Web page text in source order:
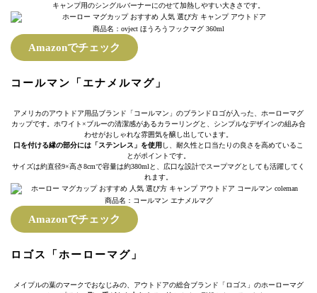
キャンプ用のシングルバーナーにのせて加熱しやすい大きさです。
商品名：ovject ほうろうフックマグ 360ml
Amazonでチェック
コールマン「エナメルマグ」
アメリカのアウトドア用品ブランド「コールマン」のブランドロゴが入った、ホーローマグ
カップです。ホワイト×ブルーの清潔感があるカラーリングと、シンプルなデザインの組み合
わせがおしゃれな雰囲気を醸し出しています。
口を付ける縁の部分には「ステンレス」を使用 し、耐久性と口当たりの良さを高めているこ
とがポイントです。
サイズは約直径9×高さ8cmで容量は約380mlと、広口な設計でスープマグとしても活躍してく
れます。
商品名：コールマン エナメルマグ
Amazonでチェック
ロゴス「ホーローマグ」
メイプルの葉のマークでおなじみの、アウトドアの総合ブランド「ロゴス」のホーローマグ